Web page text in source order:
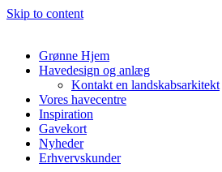
Skip to content
Grønne Hjem
Havedesign og anlæg
Kontakt en landskabsarkitekt
Vores havecentre
Inspiration
Gavekort
Nyheder
Erhvervskunder